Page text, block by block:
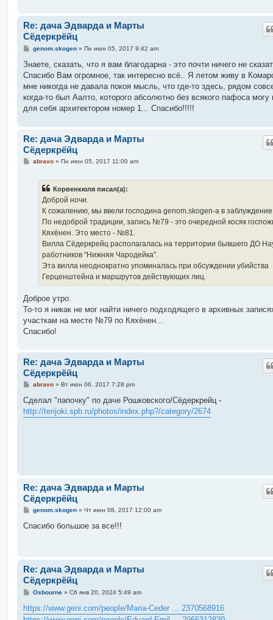
Re: дача Эдварда и Марты
Сёдеркрёйц
С
о
щ
е
и
е
genom.skogen» Пн июн 05, 2017 9:42 am
Знаете, сказать, что я вам благодарна - это почти ничего не
Спасибо Вам огромное, так интересно всё.. Я летом живу в
мне никогда не давала покоя мысль, что где-то здесь, рядом
когда-то был Аалто, которого абсолютно без всякого пафоса могу
для себя архитектором номер 1... Спасибо!!!!!
Re: дача Эдварда и Марты
Сёдеркрёйц
Сabravo» Пн июн 05, 2017 11:00 am
Корвенкюля писал(а):
Доброй ночи.
К сожалению, мы ввели господина genom.skogen-а в
По недоброй традиции, запись №79 - это очередной косяк
Кяхёнен. Это место - №81.
Вилла Сёдеркрейц располагалась на территории бывшего ДО
работников "Нижняя Чародейка".
Эта вилла неоднократно упоминалась при обсуждении убийства
Герценштейна и маршрутов действующих лиц.
Доброе утро.
То-то я никак не мог найти ничего подходящего в архивных
участкам на месте №79 по Кяхёнен...
Спасибо!
Re: дача Эдварда и Марты
Сёдеркрёйц
С
о
б
щ
abravo» Вт июн 06, 2017 7:28 pm
Сделал "папочку" по даче Рошковского/Сёдеркрейц -
http://terijoki.spb.ru/photos/index.php?/category/2674
Re: дача Эдварда и Марты
Сёдеркрёйц
С
о
и
е
genom.skogen» Чт июн 08, 2017 12:00 am
Спасибо большое за все!!!
Re: дача Эдварда и Марты
Сёдеркрёйц
С
о
б
Osbourne» Сб янв 20, 2024 5:49 am
https://www.geni.com/people/Maria-Ceder ... 2370568916